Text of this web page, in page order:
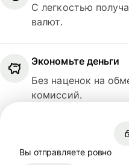
С легкостью
валют.
Экономьте деньги
Без наценок на
комиссий.
Вы отправляете ровно